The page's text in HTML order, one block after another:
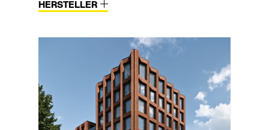
HERSTELLER